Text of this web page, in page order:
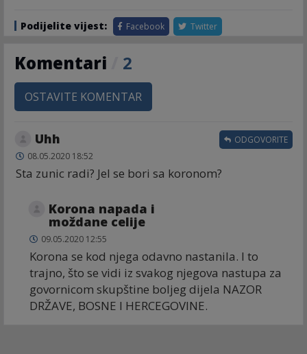
Podijelite vijest: Facebook Twitter
Komentari 2
OSTAVITE KOMENTAR
Uhh
08.05.2020 18:52
Sta zunic radi? Jel se bori sa koronom?
ODGOVORITE
Korona napada i
moždane celije
09.05.2020 12:55
Korona se kod njega odavno nastanila. I to
trajno, što se vidi iz svakog njegova nastupa za
govornicom skupštine boljeg dijela NAZOR
DRŽAVE, BOSNE I HERCEGOVINE.